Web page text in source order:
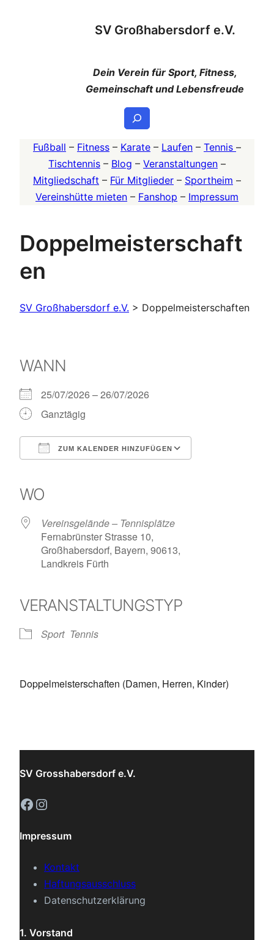
SV Großhabersdorf e.V.
Dein Verein für Sport, Fitness,
Gemeinschaft und Lebensfreude
Suchen
Fußball – Fitness – Karate – Laufen – Tennis –
Tischtennis – Blog – Veranstaltungen –
Mitgliedschaft – Für Mitglieder – Sportheim –
Vereinshütte mieten – Fanshop – Impressum
Doppelmeisterschaft
en
SV Großhabersdorf e.V. > Doppelmeisterschaften
WANN
25/07/2026 – 26/07/2026
Ganztägig
ZUM KALENDER HINZUFÜGEN
WO
Vereinsgelände – Tennisplätze
Fernabrünster Strasse 10,
Großhabersdorf, Bayern, 90613,
Landkreis Fürth
VERANSTALTUNGSTYP
Sport Tennis
Doppelmeisterschaften (Damen, Herren, Kinder)
SV Grosshabersdorf e.V.
Facebook Instagram
Impressum
Kontakt
Haftungsausschluss
Datenschutzerklärung
1. Vorstand